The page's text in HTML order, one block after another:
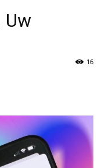
Uw
16